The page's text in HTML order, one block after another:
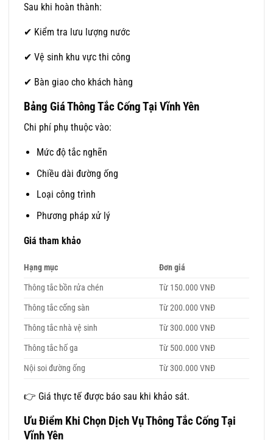
Sau khi hoàn thành:
✔ Kiểm tra lưu lượng nước
✔ Vệ sinh khu vực thi công
✔ Bàn giao cho khách hàng
Bảng Giá Thông Tắc Cống Tại Vĩnh Yên
Chi phí phụ thuộc vào:
Mức độ tắc nghẽn
Chiều dài đường ống
Loại công trình
Phương pháp xử lý
Giá tham khảo
Hạng mục
Đơn giá
Thông tắc bồn rửa chén
Từ 150.000 VNĐ
Thông tắc cống sàn
Từ 200.000 VNĐ
Thông tắc nhà vệ sinh
Từ 300.000 VNĐ
Thông tắc hố ga
Từ 500.000 VNĐ
Nội soi đường ống
Từ 300.000 VNĐ
👉 Giá thực tế được báo sau khi khảo sát.
Ưu Điểm Khi Chọn Dịch Vụ Thông Tắc Cống Tại
Vĩnh Yên